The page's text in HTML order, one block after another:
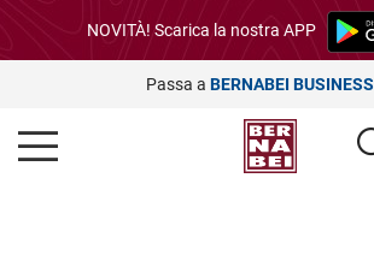
NOVITÀ! Scarica la nostra APP
Passa a BERNABEI BUSINESS